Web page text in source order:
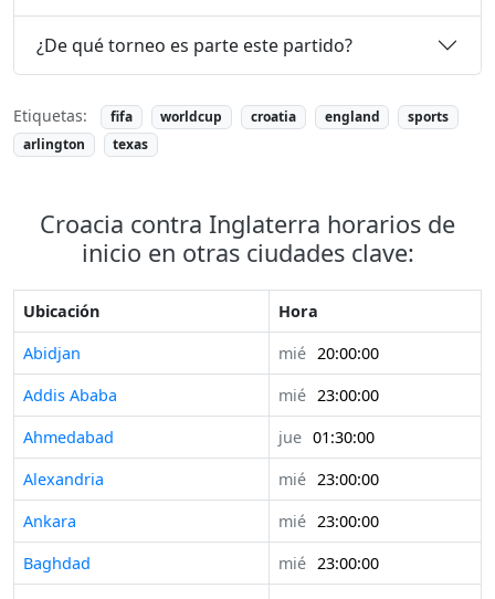
¿De qué torneo es parte este partido?
Etiquetas: fifa worldcup croatia england
sports
arlington
texas
Croacia contra Inglaterra horarios de
inicio en otras ciudades clave:
Ubicación
Hora
Abidjan
mié 20:00:00
Addis Ababa
mié 23:00:00
Ahmedabad
jue 01:30:00
Alexandria
mié 23:00:00
Ankara
mié 23:00:00
Baghdad
mié 23:00:00